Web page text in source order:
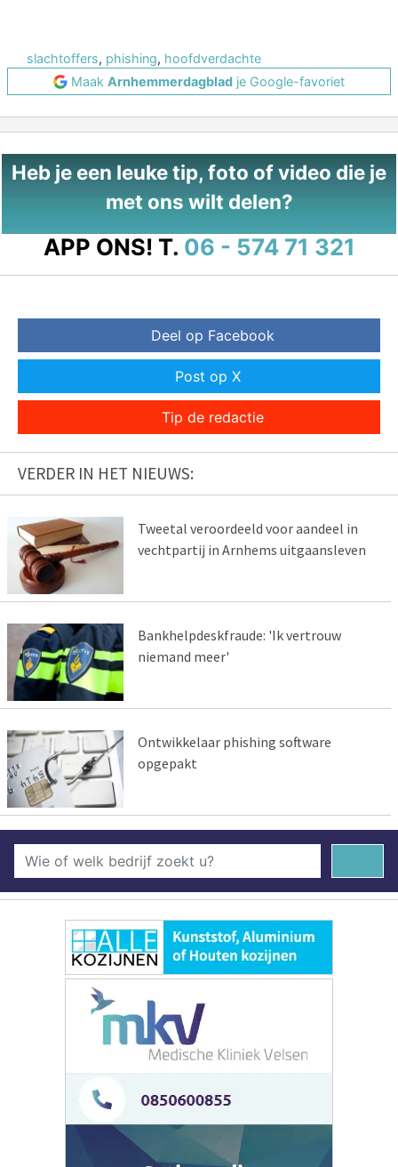
slachtoffers, phishing, hoofdverdachte
Maak Arnhemmerdagblad je Google-favoriet
Heb je een leuke tip, foto of video die je
met ons wilt delen?
APP ONS! T. 06 - 574 71 321
Deel op Facebook
Post op X
Tip de redactie
VERDER IN HET NIEUWS:
Tweetal veroordeeld voor aandeel in
vechtpartij in Arnhems uitgaansleven
Bankhelpdeskfraude: 'Ik vertrouw
niemand meer'
Ontwikkelaar phishing software
opgepakt